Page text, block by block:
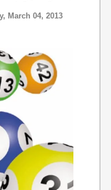
March 04, 2013